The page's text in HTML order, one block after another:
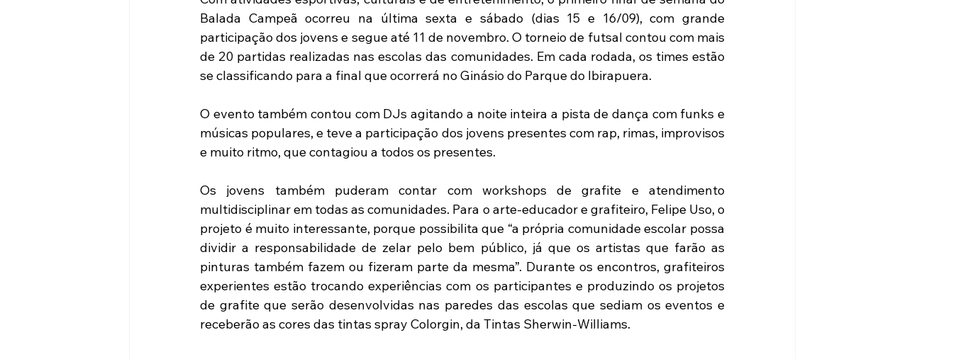
Balada Campeã ocorreu na última sexta e sábado (dias 15 e 16/09), com grande
participação dos jovens e segue até 11 de novembro. O torneio de futsal contou com mais
de 20 partidas realizadas nas escolas das comunidades. Em cada rodada, os times estão
se classificando para a final que ocorrerá no Ginásio do Parque do Ibirapuera.
O evento também contou com DJs agitando a noite inteira a pista de dança com funks e
músicas populares, e teve a participação dos jovens presentes com rap, rimas, improvisos
e muito ritmo, que contagiou a todos os presentes.
Os jovens também puderam contar com workshops de grafite e atendimento
multidisciplinar em todas as comunidades. Para o arte-educador e grafiteiro, Felipe Uso, o
projeto é muito interessante, porque possibilita que “a própria comunidade escolar possa
dividir a responsabilidade de zelar pelo bem público, já que os artistas que farão as
pinturas também fazem ou fizeram parte da mesma”. Durante os encontros, grafiteiros
experientes estão trocando experiências com os participantes e produzindo os projetos
de grafite que serão desenvolvidas nas paredes das escolas que sediam os eventos e
receberão as cores das tintas spray Colorgin, da Tintas Sherwin-Williams.